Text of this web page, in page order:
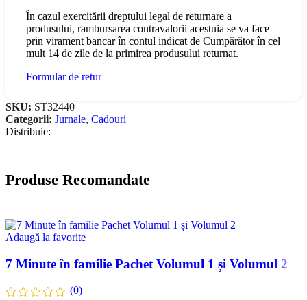
În cazul exercitării dreptului legal de returnare a
produsului, rambursarea contravalorii acestuia se va face
prin virament bancar în contul indicat de Cumpărător în cel
mult 14 de zile de la primirea produsului returnat.
Formular de retur
SKU: ST32440
Categorii: Jurnale, Cadouri
Distribuie:
Produse Recomandate
Adaugă la favorite
7 Minute în familie Pachet Volumul 1 și Volumul 2
(0)